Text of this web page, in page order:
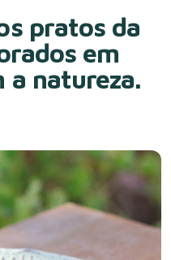
pratos da
em
a natureza.